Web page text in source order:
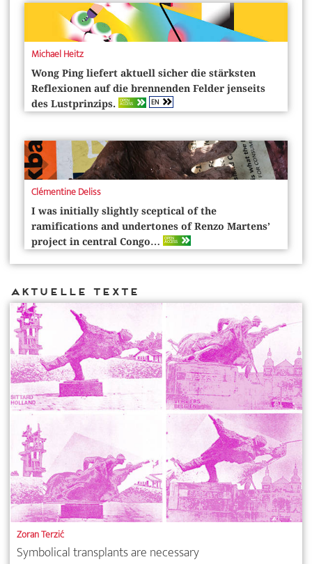
Michael Heitz
Wong Ping liefert aktuell sicher die stärksten
Reflexionen auf die brennenden Felder jenseits
des Lustprinzips. OPEN
ACCESS EN
Clémentine Deliss
I was initially slightly sceptical of the
ramifications and undertones of Renzo Martens’
project in central Congo…
OPEN
ACCESS
Aktuelle Texte
Zoran Terzić
Symbolical transplants are necessary